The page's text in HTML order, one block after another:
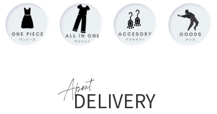
About
DELIVERY